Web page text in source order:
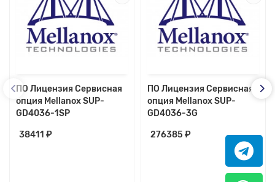
ПО Лицензия Сервисная
опция Mellanox SUP-
GD4036-1SP
38411 ₽
ПО Лицензия Сервисная
опция Mellanox SUP-
GD4036-3G
276385 ₽